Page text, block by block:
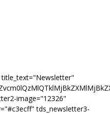
title_text="Newsletter"
image="12326"
tds_newsletter3-